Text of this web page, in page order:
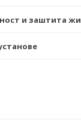
и заштита